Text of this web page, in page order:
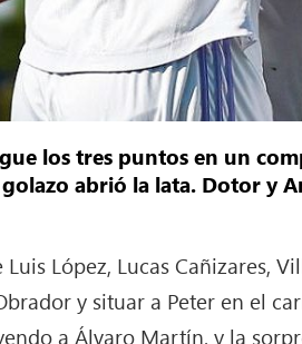
los tres puntos en un
abrió la lata. Dotor y
Luis López, Lucas Cañizares,
y situar a Peter en el
a Álvaro Martín, y la